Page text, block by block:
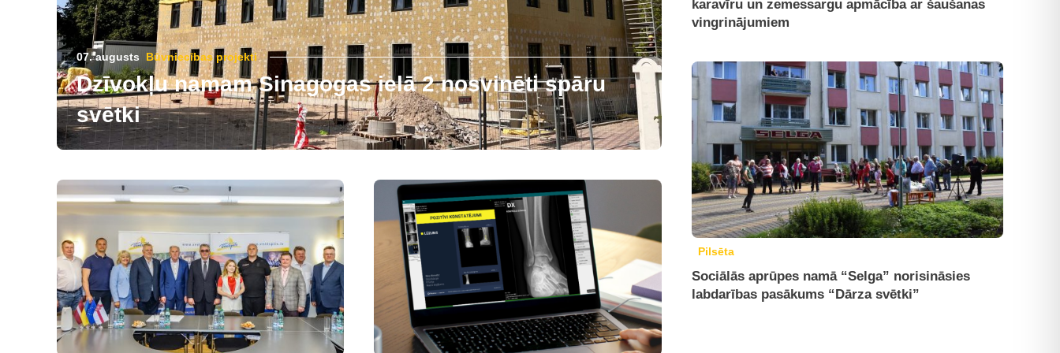
07. augusts Būvniecības projekti
Dzīvokļu namam Sinagogas ielā 2 nosvinēti spāru
svētki
karavīru un zemessargu apmācība ar šaušanas
vingrinājumiem
Pilsēta
Sociālās aprūpes namā “Selga” norisināsies
labdarības pasākums “Dārza svētki”